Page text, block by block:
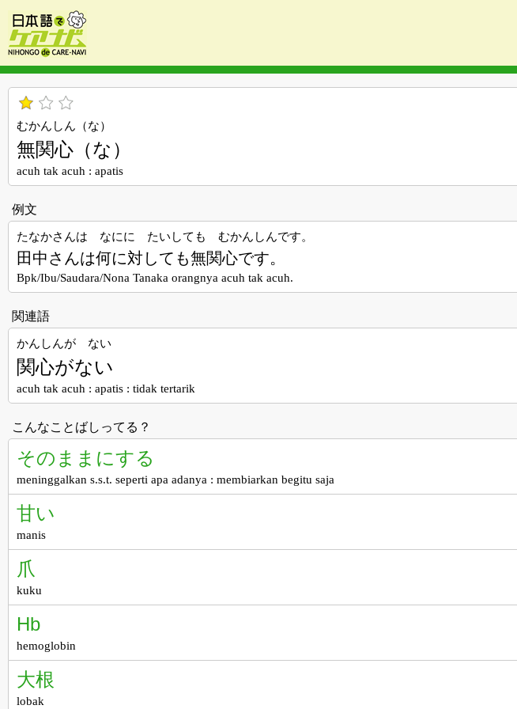
むかんしん（な）
無関心（な）
acuh tak acuh : apatis
例文
たなかさんは なにに たいしても むかんしんです。
田中さんは何に対しても無関心です。
Bpk/Ibu/Saudara/Nona Tanaka orangnya acuh tak acuh.
関連語
かんしんが ない
関心がない
acuh tak acuh : apatis : tidak tertarik
こんなことばしってる？
そのままにする
meninggalkan s.s.t. seperti apa adanya : membiarkan begitu saja
甘い
manis
爪
kuku
Hb
hemoglobin
大根
lobak